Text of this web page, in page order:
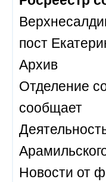
пост
Архив
Отделение
сообщает
Новости от